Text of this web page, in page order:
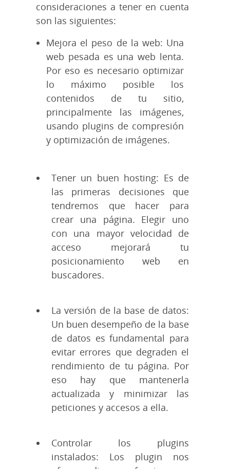
consideraciones a tener en cuenta
son las siguientes:
Mejora el peso de la web: Una
web pesada es una web lenta.
Por eso es necesario optimizar
lo máximo posible los
contenidos de tu sitio,
principalmente las imágenes,
usando plugins de compresión
y optimización de imágenes.
Tener un buen hosting: Es de
las primeras decisiones que
tendremos que hacer para
crear una página. Elegir uno
con una mayor velocidad de
acceso mejorará tu
posicionamiento web en
buscadores.
La versión de la base de datos:
Un buen desempeño de la base
de datos es fundamental para
evitar errores que degraden el
rendimiento de tu página. Por
eso hay que mantenerla
actualizada y minimizar las
peticiones y accesos a ella.
Controlar los plugins
instalados: Los plugin nos